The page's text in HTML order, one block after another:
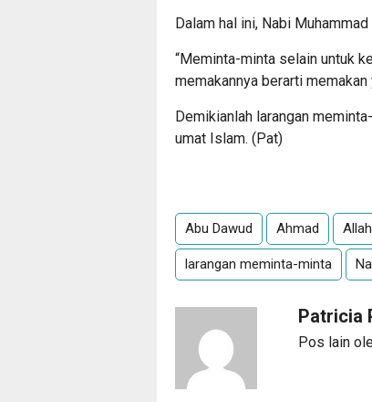
Dalam hal ini, Nabi
“Meminta-minta selain untuk
memakannya berarti memakan
Demikianlah larangan
umat Islam. (Pat)
Abu Dawud Ahmad
larangan meminta-minta
Patricia
Pos lain